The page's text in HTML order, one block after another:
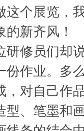
这个展览，
的新齐风！
研修员们却
份作业。多
，对自己作
型、笔墨和